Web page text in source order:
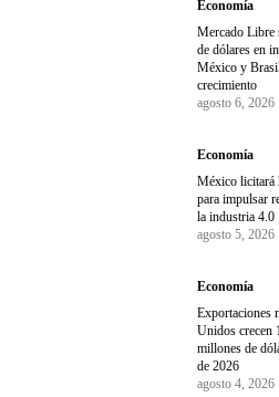
Economía
Mercado Libre
de dólares en
México y
crecimiento
agosto 6, 2026
Economía
México licitará
para impulsar
la industria 4.0
agosto 5, 2026
Economía
Exportaciones
Unidos crecen
millones de
de 2026
agosto 4, 2026